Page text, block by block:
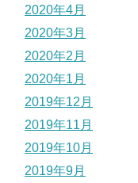
2020年4月
2020年3月
2020年2月
2020年1月
2019年12月
2019年11月
2019年10月
2019年9月